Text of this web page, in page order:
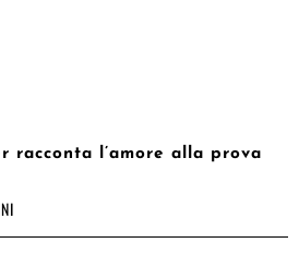
racconta l’amore alla prova